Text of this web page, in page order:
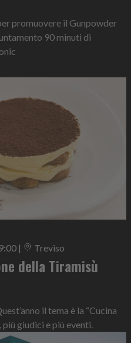
promuovere il Gunpowder
90 minuti di
| Treviso
della Tiramisù
il tema è la “Cucina
giudici e più eventi.